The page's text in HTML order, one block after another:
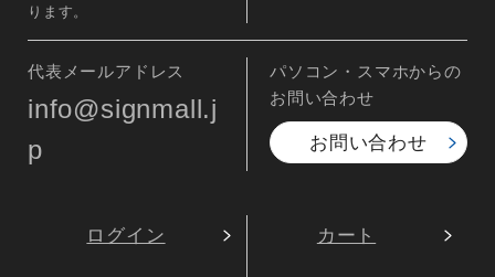
ります。
代表メールアドレス
info@signmall.j
p
パソコン・スマホからの
お問い合わせ
お問い合わせ
ログイン カート